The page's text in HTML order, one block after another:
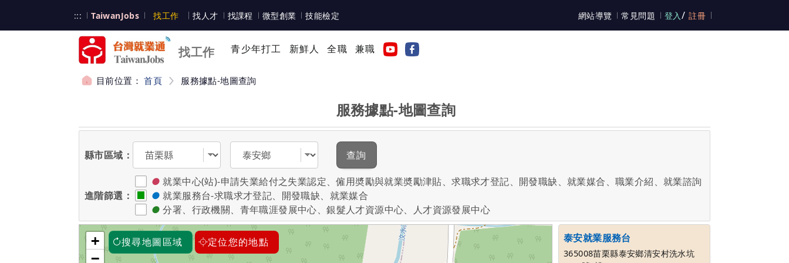
::: TaiwanJobs 台灣就業通
找工作 台灣就業通
找人才 找課程 微型創業 技能檢定 網站導覽 常見問題 登入 / 註冊
找工作 青少年打工 新鮮人 全職 兼職
目前位置：首頁 服務據點-地圖查詢
服務據點-地圖查詢
縣市區域：
選擇縣市
選擇區域
查詢
進階篩選：
● 就業中心(站)-申請失業給付之失業認定、僱用奬勵與就業奬勵津貼、求職求才登記、開發職缺、就業媒合、職業介紹、就業諮詢
● 就業服務台-求職求才登記、開發職缺、就業媒合
● 分署、行政機關、青年職涯發展中心、銀髮人才資源中心、人才資源發展中心
搜尋地圖區域 定位您的地點
+
−
泰安就業服務台
365008苗栗縣泰安鄉清安村洗水坑